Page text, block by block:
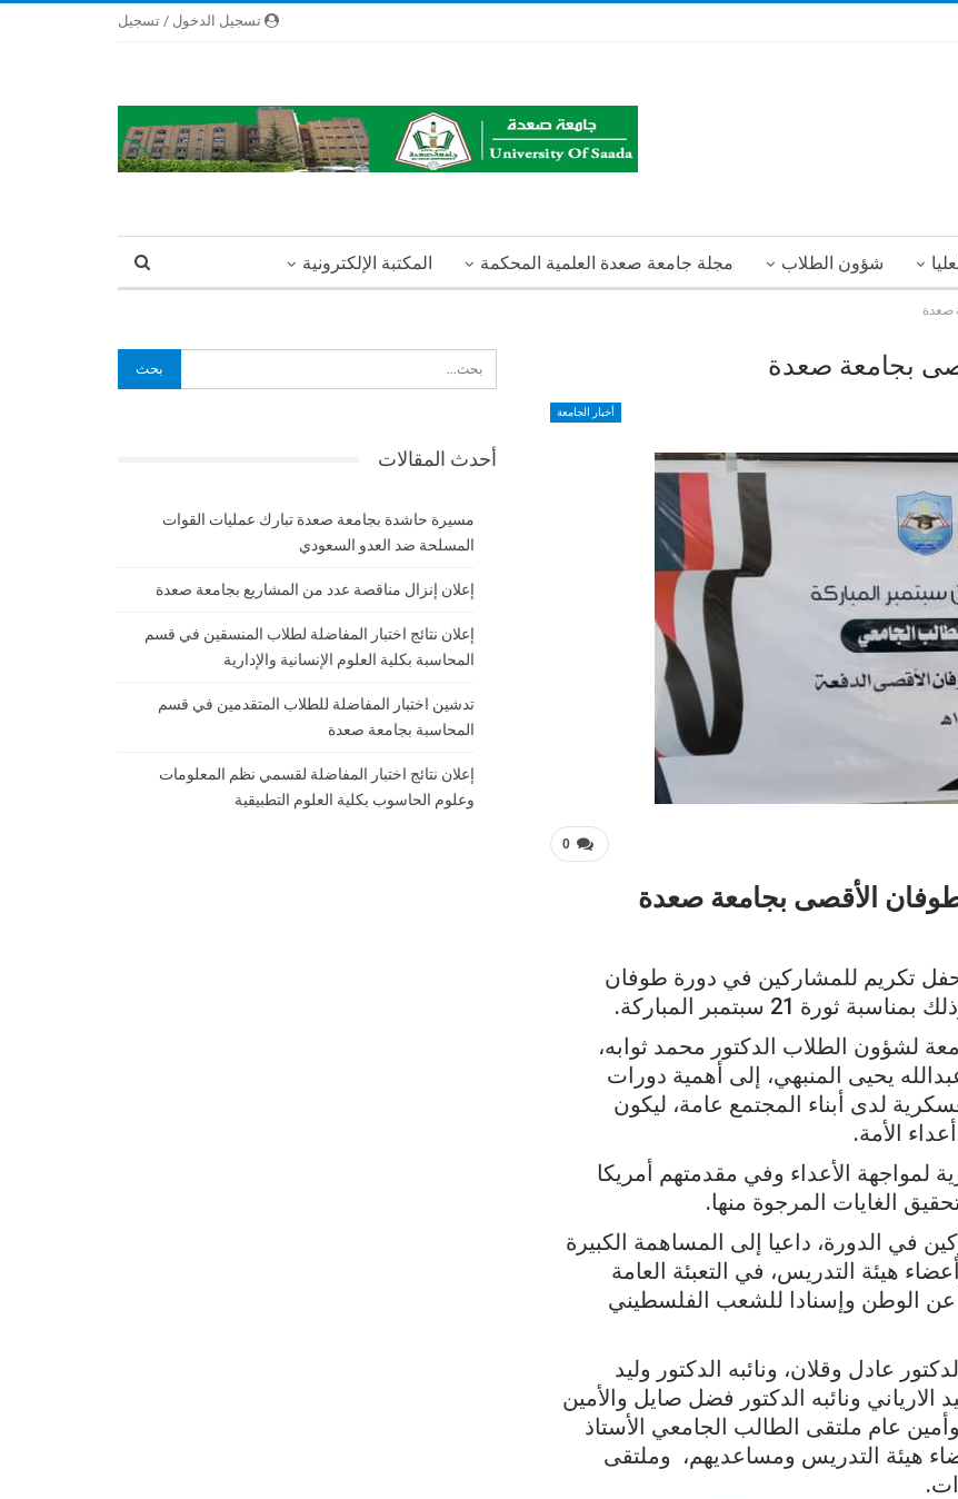
تسجيل الدخول / تسجيل
شؤون الطلاب مجلة جامعة صعدة العلمية المحكمة المكتبة الإلكترونية
صعدة
بجامعة صعدة
أخبار الجامعة
0
الأقصى بجامعة صعدة
تكريم للمشاركين في دورة طوفان
21 سبتمبر المباركة.
لشؤون الطلاب الدكتور محمد ثوابه،
يحيى المنبهي، إلى أهمية دورات
لدى أبناء المجتمع عامة، ليكون
الأمة.
لمواجهة الأعداء وفي مقدمتهم أمريكا
الغايات المرجوة منها.
في الدورة، داعيا إلى المساهمة الكبيرة
هيئة التدريس، في التعبئة العامة
عن الوطن وإسنادا للشعب الفلسطيني
عادل وقلان، ونائبه الدكتور وليد
الارياني ونائبه الدكتور فضل صايل والأمين
عام ملتقى الطالب الجامعي الأستاذ
هيئة التدريس ومساعديهم، وملتقى
أحدث المقالات
مسيرة حاشدة بجامعة صعدة تبارك عمليات القوات
المسلحة ضد العدو السعودي
إعلان إنزال مناقصة عدد من المشاريع بجامعة صعدة
إعلان نتائج اختبار المفاضلة لطلاب المنسقين في قسم
المحاسبة بكلية العلوم الإنسانية والإدارية
تدشين اختبار المفاضلة للطلاب المتقدمين في قسم
المحاسبة بجامعة صعدة
إعلان نتائج اختبار المفاضلة لقسمي نظم المعلومات
وعلوم الحاسوب بكلية العلوم التطبيقية